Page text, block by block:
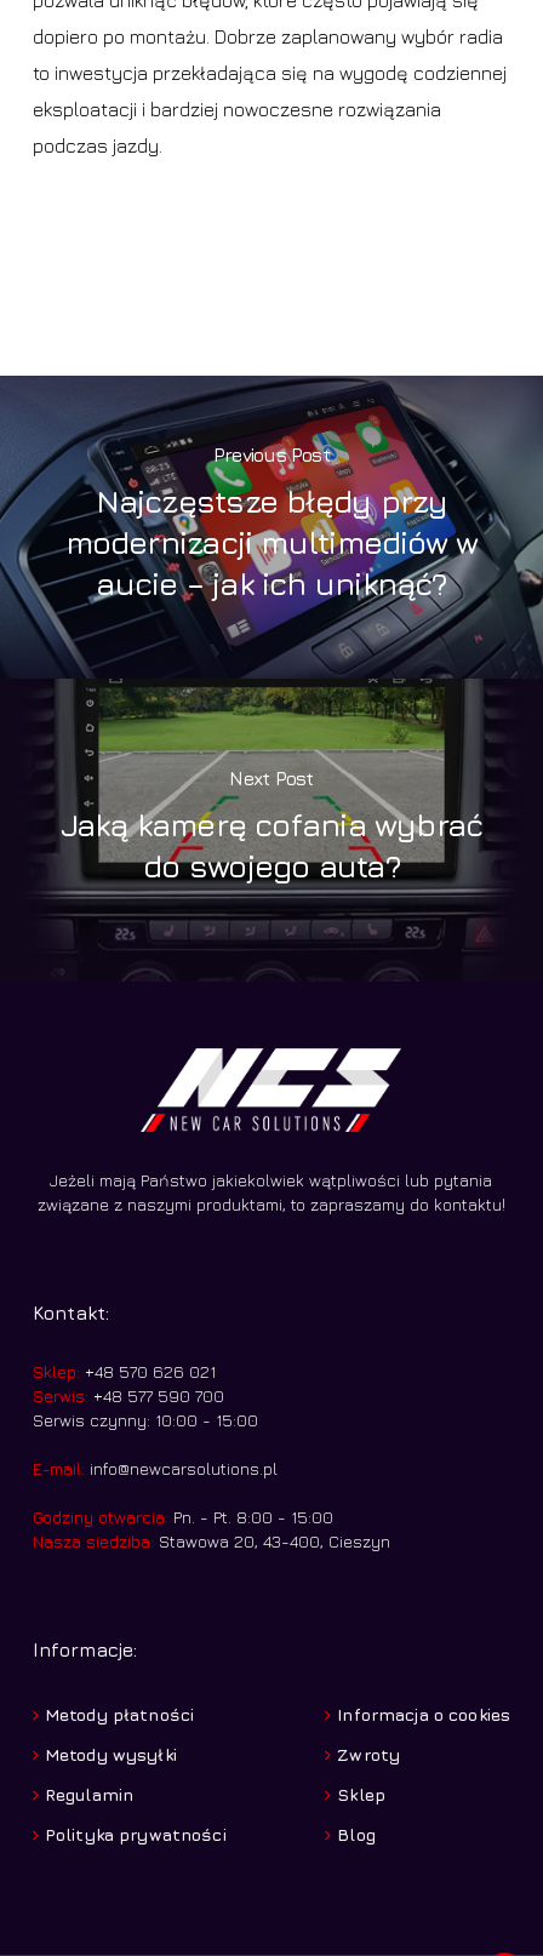
dopiero po montażu. Dobrze zaplanowany wybór radia
to inwestycja przekładająca się na wygodę codziennej
eksploatacji i bardziej nowoczesne rozwiązania
podczas jazdy.
Previous Post
Najczęstsze błędy przy
modernizacji multimediów w
aucie – jak ich uniknąć?
Next Post
Jaką kamerę cofania wybrać
do swojego auta?
Jeżeli mają Państwo jakiekolwiek wątpliwości lub pytania
związane z naszymi produktami, to zapraszamy do kontaktu!
Kontakt:
Sklep: +48 570 626 021
Serwis: +48 577 590 700
Serwis czynny: 10:00 - 15:00
E-mail: info@newcarsolutions.pl
Godziny otwarcia: Pn. - Pt. 8:00 - 15:00
Nasza siedziba: Stawowa 20, 43-400, Cieszyn
Informacje:
Metody płatności
Metody wysyłki
Regulamin
Polityka prywatności
Informacja o cookies
Zwroty
Sklep
Blog